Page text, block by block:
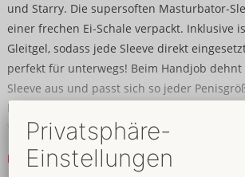
und Starry. Die supersoften Masturbator-
einer frechen Ei-Schale verpackt. Inklusive
Gleitgel, sodass jede Sleeve direkt
perfekt für unterwegs! Beim Handjob dehnt
Sleeve aus und passt sich so jeder
kann auch umgestülpt über die Finger
Vulva zu stimulieren.
6 Stück.
Mehr lesen